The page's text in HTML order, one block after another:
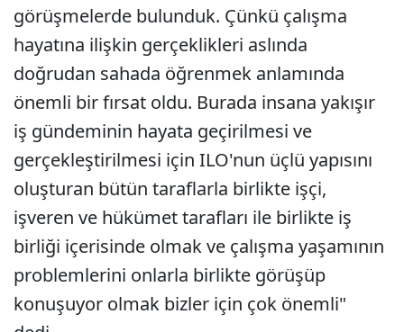
görüşmelerde bulunduk. Çünkü çalışma
hayatına ilişkin gerçeklikleri aslında
doğrudan sahada öğrenmek anlamında
önemli bir fırsat oldu. Burada insana yakışır
iş gündeminin hayata geçirilmesi ve
gerçekleştirilmesi için ILO'nun üçlü yapısını
oluşturan bütün taraflarla birlikte işçi,
işveren ve hükümet tarafları ile birlikte iş
birliği içerisinde olmak ve çalışma yaşamının
problemlerini onlarla birlikte görüşüp
konuşuyor olmak bizler için çok önemli"